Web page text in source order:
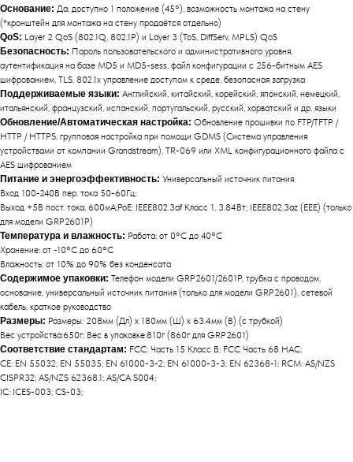
Основание: Да, доступно 1 положение (45°), возможность монтажа на стену
(*кронштейн для монтажа на стену продаётся отдельно)
QoS: Layer 2 QoS (802.1Q, 802.1P) и Layer 3 (ToS, DiffServ, MPLS) QoS
Безопасность: Пароль пользовательского и административного уровня,
аутентификация на базе MD5 и MD5-sess, файл конфигурации с 256-битным AES
шифрованием, TLS, 802.1x управление доступом к среде, безопасная загрузка
Поддерживаемые языки: Английский, китайский, корейский, японский, немецкий,
итальянский, французский, испанский, португальский, русский, хорватский и др. языки
Обновление/Автоматическая настройка: Обновление прошивки по FTP/TFTP /
HTTP / HTTPS, групповая настройка при помощи GDMS (Система управления
устройствами от компании Grandstream), TR-069 или XML конфигурационного файла с
AES шифрованием
Питание и энергоэффективность: Универсальный источник питания
Вход 100-240В пер. тока 50-60Гц;
Выход +5В пост. тока, 600мА;PoE: IEEE802.3af Класс 1, 3.84Вт; IEEE802.3az (EEE) (только
для модели GRP2601P)
Температура и влажность: Работа: от 0°C до 40°C
Хранение: от -10°C до 60°C
Влажность: от 10% до 90% без конденсата
Содержимое упаковки: Телефон модели GRP2601/2601P, трубка с проводом,
основание, универсальный источник питания (только для модели GRP2601), сетевой
кабель, краткое руководство
Размеры: Размеры: 208мм (Дл) x 180мм (Ш) x 63.4мм (В) (с трубкой)
Вес устройства:650г; Вес в упаковке:810г (860г для GRP2601)
Соответствие стандартам: FCC: Часть 15 Класс B; FCC Часть 68 HAC;
CE: EN 55032; EN 55035; EN 61000-3-2; EN 61000-3-3; EN 62368-1; RCM: AS/NZS
CISPR32; AS/NZS 62368.1; AS/CA S004;
IC: ICES-003; CS-03;